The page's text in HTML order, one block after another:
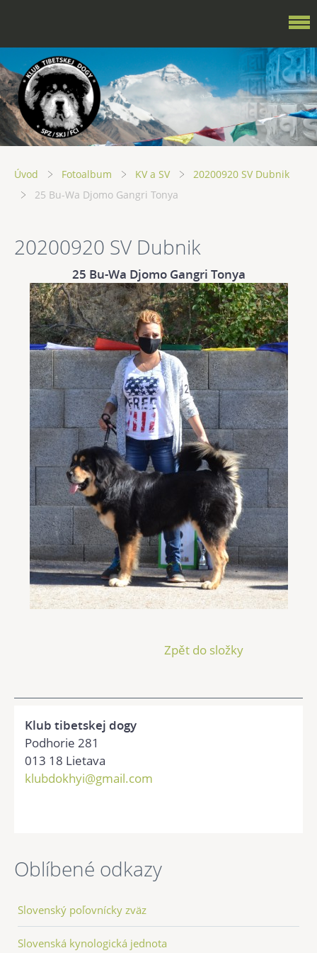
Úvod Fotoalbum KV a SV
20200920 SV Dubnik
25 Bu-Wa Djomo Gangri Tonya
20200920 SV Dubnik
25 Bu-Wa Djomo Gangri Tonya
Zpět do složky
Klub tibetskej dogy
Podhorie 281
013 18 Lietava
klubdokhyi@gmail.com
Oblíbené odkazy
Slovenský poľovnícky zväz
Slovenská kynologická jednota